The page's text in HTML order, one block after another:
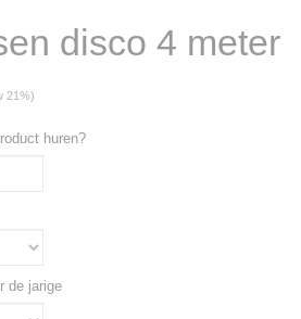
disco 4 meter
21%)
huren?
de jarige